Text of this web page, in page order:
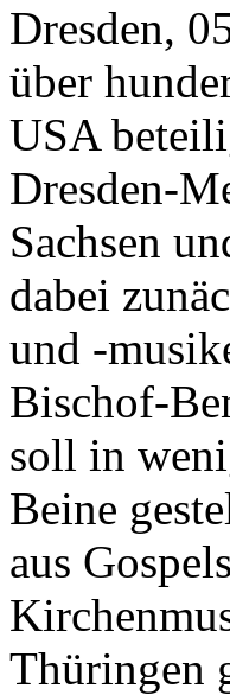
Dresden,
über
USA
Dresden-
Sachsen
dabei
und -
Bischof-
soll in
Beine
aus
Thüringen